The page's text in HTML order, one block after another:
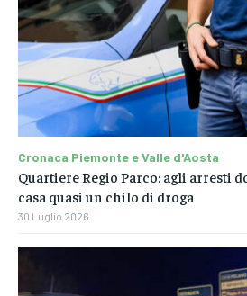
Cronaca Piemonte e Valle d'Aosta
Quartiere Regio Parco: agli arresti
casa quasi un chilo di droga
30 Luglio 2026